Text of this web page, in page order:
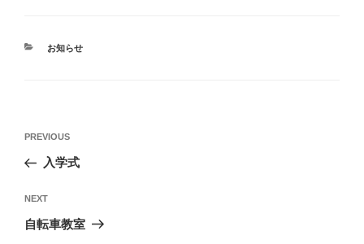
CATEGORIES
お知らせ
ナ
ビ
ゲ
Previous
Post
PREVIOUS
入学式
Next
Post
NEXT
自転車教室